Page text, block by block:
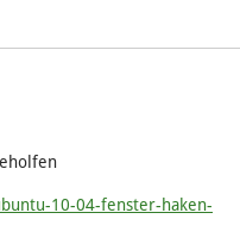
10-04-fenster-haken-